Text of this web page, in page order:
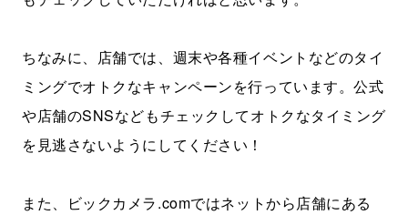
ちなみに、店舗では、週末や各種イベントなどのタイ
ミングでオトクなキャンペーンを行っています。公式
や店舗のSNSなどもチェックしてオトクなタイミング
を見逃さないようにしてください！
また、ビックカメラ.comではネットから店舗にある